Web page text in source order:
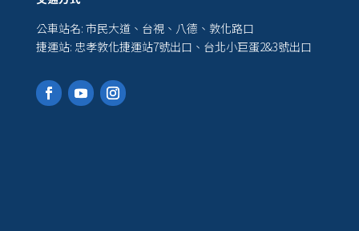
公車站名: 市民大道、台視、八德、敦化路口
捷運站: 忠孝敦化捷運站7號出口、台北小巨蛋2&3號出口